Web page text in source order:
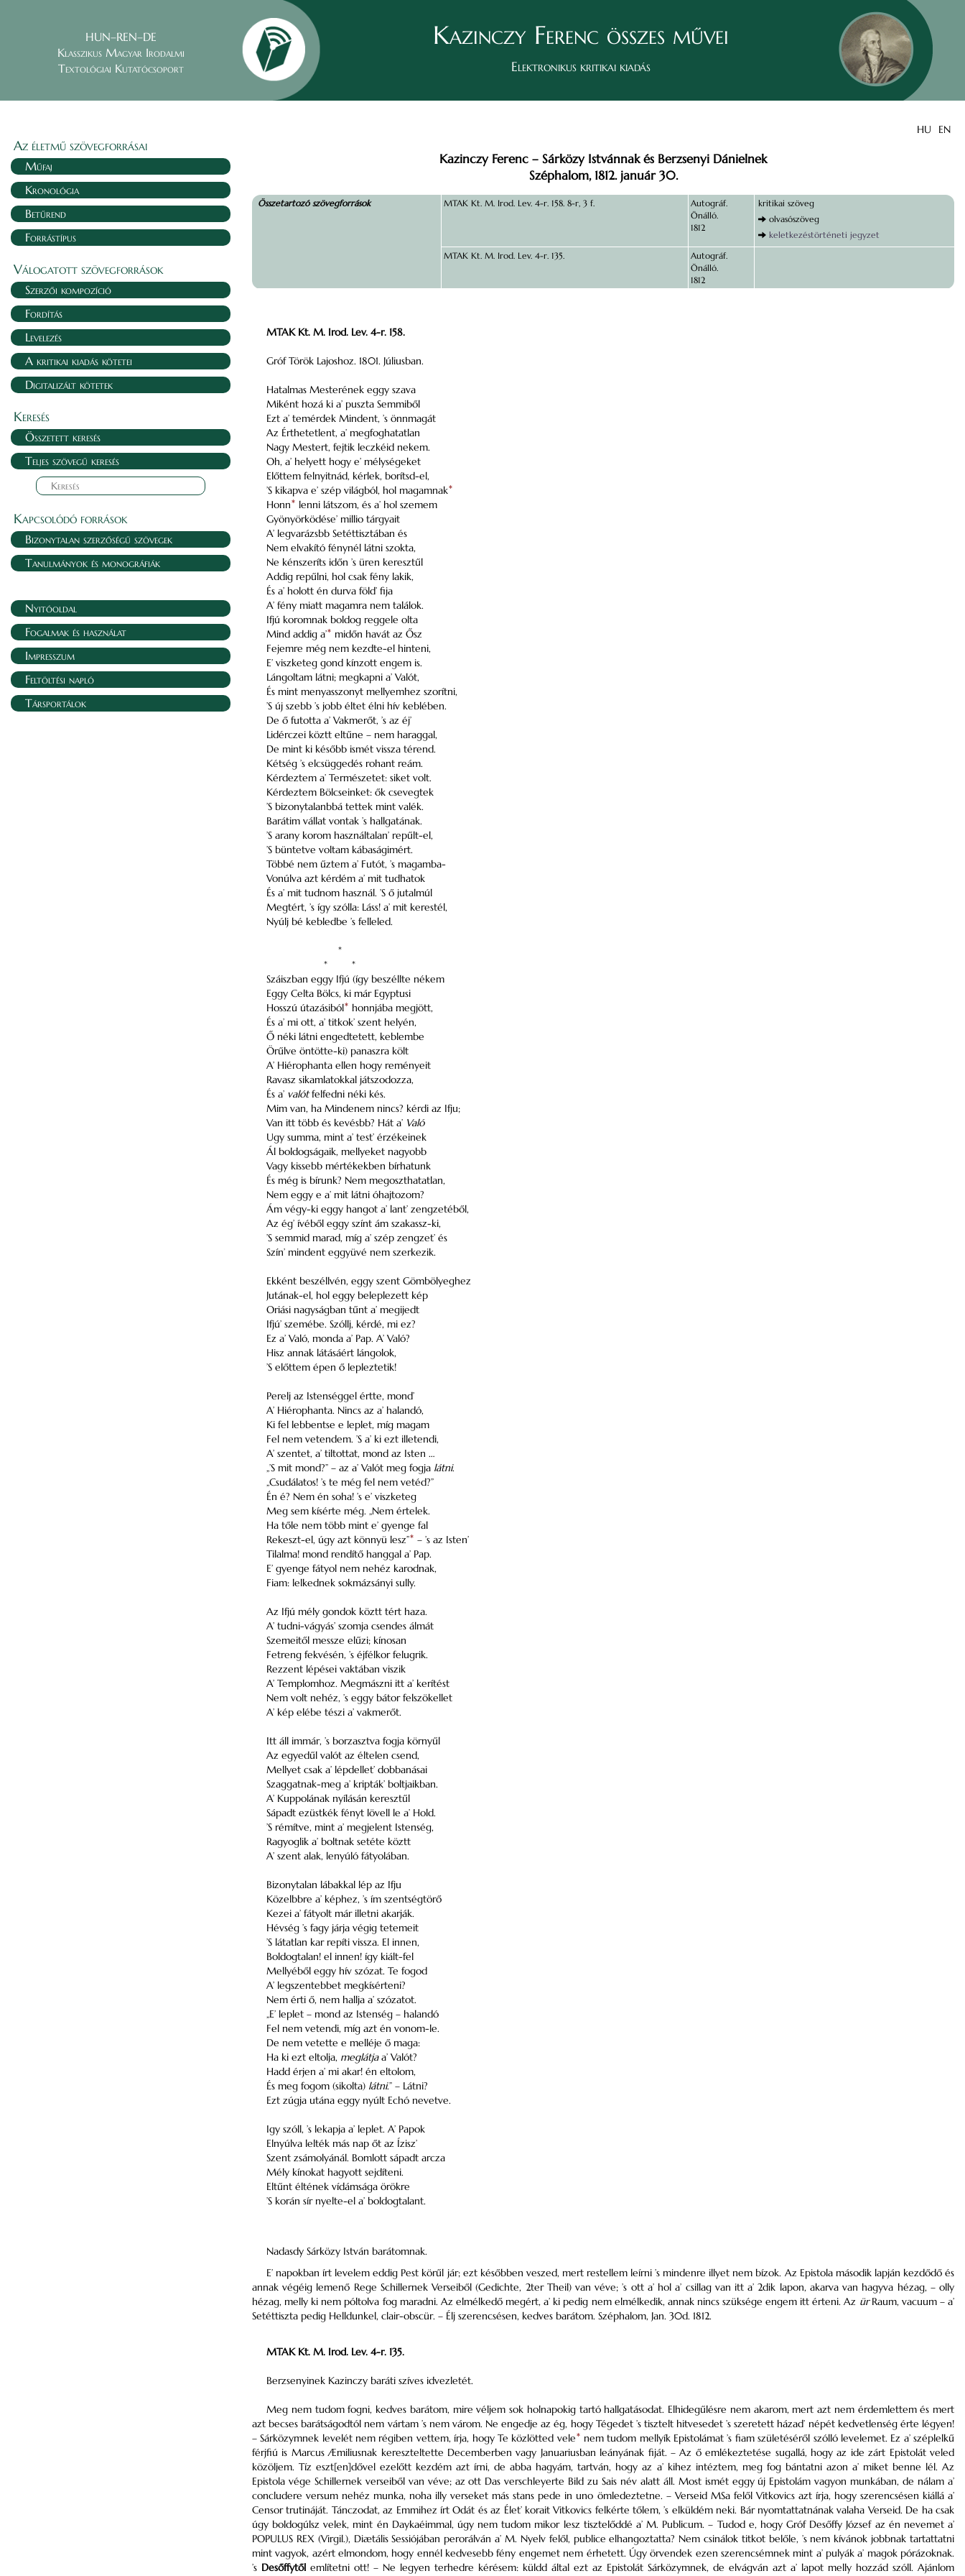
HUN–REN–DE
Klasszikus Magyar Irodalmi
Textológiai Kutatócsoport
Kazinczy Ferenc összes művei
Elektronikus kritikai kiadás
HU EN
Az életmű szövegforrásai
Műfaj
Kronológia
Betűrend
Forrástípus
Válogatott szövegforrások
Szerzői kompozíció
Fordítás
Levelezés
A kritikai kiadás kötetei
Digitalizált kötetek
Keresés
Összetett keresés
Teljes szövegű keresés
Kapcsolódó források
Bizonytalan szerzőségű szövegek
Tanulmányok és monográfiák
Nyitóoldal
Fogalmak és használat
Impresszum
Feltöltési napló
Társportálok
Kazinczy Ferenc – Sárközy Istvánnak és Berzsenyi Dánielnek
Széphalom, 1812. január 30.
Összetartozó szövegforrások MTAK Kt. M. Irod. Lev. 4-r. 158. 8-r, 3 f.
Autográf.
Önálló.
1812
kritikai szöveg
olvasószöveg
keletkezéstörténeti jegyzet
MTAK Kt. M. Irod. Lev. 4-r. 135.
Autográf.
Önálló.
1812
MTAK Kt. M. Irod. Lev. 4-r. 158.
Gróf Török Lajoshoz. 1801. Júliusban.
Hatalmas Mesterének eggy szava
Miként hozá ki a’ puszta Semmiből
Ezt a’ temérdek Mindent, ’s önnmagát
Az Érthetetlent, a’ megfoghatatlan
Nagy Mestert, fejtik leczkéid nekem.
Oh, a’ helyett hogy e’ mélységeket
Előttem felnyitnád, kérlek, borítsd-el,
’S kikapva e’ szép világból, hol magamnak*
Honn* lenni látszom, és a’ hol szemem
Gyönyörködése’ millio tárgyait
A’ legvarázsbb Setéttisztában és
Nem elvakító fénynél látni szokta,
Ne kénszeríts időn ’s üren keresztűl
Addig repűlni, hol csak fény lakik,
És a’ holott én durva föld’ fija
A’ fény miatt magamra nem találok.
Ifjú koromnak boldog reggele olta
Mind addig a’* midőn havát az Ősz
Fejemre még nem kezdte-el hinteni,
E’ viszketeg gond kínzott engem is.
Lángoltam látni; megkapni a’ Valót,
És mint menyasszonyt mellyemhez szorítni,
’S új szebb ’s jobb éltet élni hív keblében.
De ő futotta a’ Vakmerőt, ’s az éj’
Lidérczei köztt eltűne – nem haraggal,
De mint ki később ismét vissza térend.
Kétség ’s elcsüggedés rohant reám.
Kérdeztem a’ Természetet: siket volt.
Kérdeztem Bölcseinket: ők csevegtek
’S bizonytalanbbá tettek mint valék.
Barátim vállat vontak ’s hallgatának.
’S arany korom használtalan’ repűlt-el,
’S büntetve voltam kábaságimért.
Többé nem űztem a’ Futót, ’s magamba-
Vonúlva azt kérdém a’ mit tudhatok
És a’ mit tudnom használ. ’S ő jutalmúl
Megtért, ’s így szólla: Láss! a’ mit kerestél,
Nyúlj bé kebledbe ’s felleled.
*
*
*
Száiszban eggy Ifjú (így beszéllte nékem
Eggy Celta Bölcs, ki már Egyptusi
Hosszú útazásiból* honnjába megjött,
És a’ mi ott, a’ titkok’ szent helyén,
Ő néki látni engedtetett, keblembe
Örűlve öntötte-ki) panaszra költ
A’ Hiérophanta ellen hogy reményeit
Ravasz sikamlatokkal játszodozza,
És a’ valótfelfedni néki kés.
Mim van, ha Mindenem nincs? kérdi az Ifju;
Van itt több és kevésbb? Hát a’ Való
Ugy summa, mint a’ test’ érzékeinek
Ál boldogságaik, mellyeket nagyobb
Vagy kissebb mértékekben bírhatunk
És még is bírunk? Nem megoszthatatlan,
Nem eggy e a’ mit látni óhajtozom?
Ám végy-ki eggy hangot a’ lant’ zengzetéből,
Az ég’ ívéből eggy színt ám szakassz-ki,
’S semmid marad, míg a’ szép zengzet’ és
Szín’ mindent eggyüvé nem szerkezik.
Ekként beszéllvén, eggy szent Gömbölyeghez
Jutának-el, hol eggy beleplezett kép
Oriási nagyságban tűnt a’ megijedt
Ifjú’ szemébe. Szóllj, kérdé, mi ez?
Ez a’ Való, monda a’ Pap. A’ Való?
Hisz annak látásáért lángolok,
’S előttem épen ő lepleztetik!
Perelj az Istenséggel értte, mond’
A’ Hiérophanta. Nincs az a’ halandó,
Ki fel lebbentse e leplet, míg magam
Fel nem vetendem. ’S a’ ki ezt illetendi,
A’ szentet, a’ tiltottat, mond az Isten …
„’S mit mond?” – az a’ Valót meg fogja látni.
„Csudálatos! ’s te még fel nem vetéd?”
Én é? Nem én soha! ’s e’ viszketeg
Meg sem kísérte még. „Nem értelek.
Ha tőle nem több mint e’ gyenge fal
Rekeszt-el, úgy azt könnyü lesz”* – ’s az Isten’
Tilalma! mond rendítő hanggal a’ Pap.
E’ gyenge fátyol nem nehéz karodnak,
Fiam: lelkednek sokmázsányi sully.
Az Ifjú mély gondok köztt tért haza.
A’ tudni-vágyás’ szomja csendes álmát
Szemeitől messze elűzi; kínosan
Fetreng fekvésén, ’s éjfélkor felugrik.
Rezzent lépései vaktában viszik
A’ Templomhoz. Megmászni itt a’ kerítést
Nem volt nehéz, ’s eggy bátor felszökellet
A’ kép elébe tészi a’ vakmerőt.
Itt áll immár, ’s borzasztva fogja környűl
Az egyedűl valót az éltelen csend,
Mellyet csak a’ lépdellet’ dobbanásai
Szaggatnak-meg a’ kripták’ boltjaikban.
A’ Kuppolának nyílásán keresztűl
Sápadt ezüstkék fényt lövell le a’ Hold.
’S rémítve, mint a’ megjelent Istenség,
Ragyoglik a’ boltnak setéte köztt
A’ szent alak, lenyúló fátyolában.
Bizonytalan lábakkal lép az Ifju
Közelbbre a’ képhez, ’s ím szentségtörő
Kezei a’ fátyolt már illetni akarják.
Hévség ’s fagy járja végig tetemeit
’S látatlan kar repíti vissza. El innen,
Boldogtalan! el innen! így kiált-fel
Mellyéből eggy hív szózat. Te fogod
A’ legszentebbet megkísérteni?
Nem érti ő, nem hallja a’ szózatot.
„E’ leplet – mond az Istenség – halandó
Fel nem vetendi, míg azt én vonom-le.
De nem vetette e melléje ő maga:
Ha ki ezt eltolja, meglátjaa’ Valót?
Hadd érjen a’ mi akar! én eltolom,
És meg fogom (sikolta) látni.” – Látni?
Ezt zúgja utána eggy nyúlt Echó nevetve.
Igy szóll, ’s lekapja a’ leplet. A’ Papok
Elnyúlva lelték más nap őt az Ízisz’
Szent zsámolyánál. Bomlott sápadt arcza
Mély kínokat hagyott sejdíteni.
Eltűnt éltének vídámsága örökre
’S korán sír nyelte-el a’ boldogtalant.
Nadasdy Sárközy István barátomnak.
E’ napokban írt levelem eddig Pest körűl jár; ezt későbben veszed, mert restellem leírni ’s mindenre illyet nem bízok. Az Epistola második lapján kezdődő és
annak végéig lemenő Rege Schillernek Verseiből (Gedichte, 2ter Theil) van véve; ’s ott a’ hol a’ csillag van itt a’ 2dik lapon, akarva van hagyva hézag, – olly
hézag, melly ki nem póltolva fog maradni. Az elmélkedő megért, a’ ki pedig nem elmélkedik, annak nincs szüksége engem itt érteni. Az ürRaum, vacuum – a’
Setéttiszta pedig Helldunkel, clair-obscür. – Élj szerencsésen, kedves barátom. Széphalom, Jan. 30d. 1812.
MTAK Kt. M. Irod. Lev. 4-r. 135.
Berzsenyinek Kazinczy baráti szíves idvezletét.
Meg nem tudom fogni, kedves barátom, mire véljem sok holnapokig tartó hallgatásodat. Elhidegűlésre nem akarom, mert azt nem érdemlettem és mert
azt becses barátságodtól nem vártam ’s nem várom. Ne engedje az ég, hogy Tégedet ’s tisztelt hitvesedet ’s szeretett házad’ népét kedvetlenség érte légyen!
– Sárközymnek levelét nem régiben vettem, írja, hogy Te közlötted vele* nem tudom mellyík Epistolámat ’s fiam születéséről szólló levelemet. Ez a’ széplelkű
férjfiú is Marcus Æmiliusnak kereszteltette Decemberben vagy Januariusban leányának fiját. – Az ő emlékeztetése sugallá, hogy az ide zárt Epistolát veled
közöljem. Tíz eszt[en]dővel ezelőtt kezdém azt írni, de abba hagyám, tartván, hogy az a’ kihez intéztem, meg fog bántatni azon a’ miket benne lél. Az
Epistola vége Schillernek verseiből van véve; az ott Das verschleyerte Bild zu Sais név alatt áll. Most ismét eggy új Epistolám vagyon munkában, de nálam a’
concludere versum nehéz munka, noha illy verseket más stans pede in uno ömledeztetne. – Verseid MSa felől Vitkovics azt írja, hogy szerencsésen kiállá a’
Censor trutináját. Tánczodat, az Emmihez írt Odát és az Élet’ korait Vitkovics felkérte tőlem, ’s elküldém neki. Bár nyomtattatnának valaha Verseid. De ha csak
úgy boldogúlsz velek, mint én Daykaéimmal, úgy nem tudom mikor lesz tisztelőddé a’ M. Publicum. – Tudod e, hogy Gróf Desőffy József az én nevemet a’
POPULUS REX(Virgil.), Diætális Sessiójában perorálván a’ M. Nyelv felől, publice elhangoztatta? Nem csinálok titkot belőle, ’s nem kívánok jobbnak tartattatni
mint vagyok, azért elmondom, hogy ennél kedvesebb fény engemet nem érhetett. Úgy örvendek ezen szerencsémnek mint a’ pulyák a’ magok pórázoknak.
’s Desőffytől említetni ott! – Ne legyen terhedre kérésem: küldd által ezt az Epistolát Sárközymnek, de elvágván azt a’ lapot melly hozzád szóll. Ajánlom